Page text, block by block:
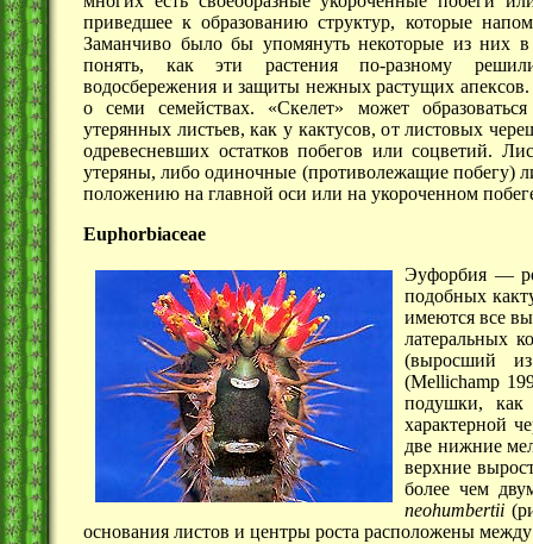
приведшее к образованию структур, которые
Заманчиво было бы упомянуть некоторые из них в
понять, как эти растения по-разному
водосбережения и защиты нежных растущих
о семи семействах. «Скелет» может
утерянных листьев, как у кактусов, от листовых
одревесневших остатков побегов или соцветий.
утеряны, либо одиночные (противолежащие побегу)
положению на главной оси или на укороченном
Euphorbiaceae
Эуфорбия —
подобных
имеются все
латеральных
(выросший из
(Mellichamp
подушки, как
характерной
две нижние
верхние
более чем
neohumbertii
основания листов и центры роста расположены